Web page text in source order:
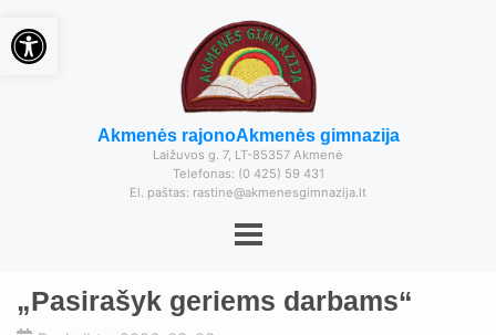
Akmenės rajonoAkmenės gimnazija
Laižuvos g. 7, LT-85357 Akmenė
Telefonas: (0 425) 59 431
El. paštas: rastine@akmenesgimnazija.lt
„Pasirašyk geriems darbams“
Open toolbar